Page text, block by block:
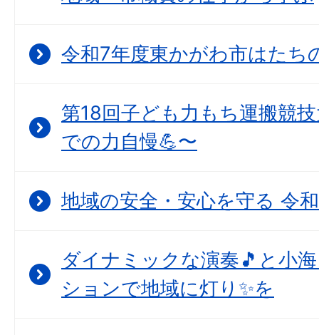
令和7年度東かがわ市はたち
第18回子ども力もち運搬競
での力自慢💪〜
地域の安全・安心を守る 令
ダイナミックな演奏🎵と小
ションで地域に灯り✨を